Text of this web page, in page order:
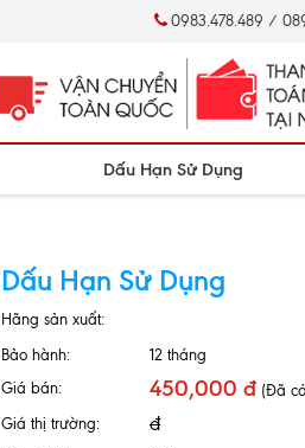
0983.478.489 /
Dấu Hạn Sử Dụng
Dấu Hạn Sử Dụng
Hãng sản xuất:
Bảo hành:
12 tháng
Giá bán:
450,000 đ (Đã
Giá thị trường:
đ